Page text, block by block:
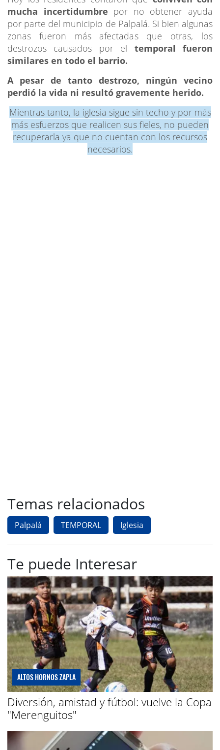
mucha incertidumbre por no obtener ayuda
por parte del municipio de Palpalá. Si bien algunas
zonas fueron más afectadas que otras, los
destrozos causados por el temporal fueron
similares en todo el barrio.
A pesar de tanto destrozo, ningún vecino
perdió la vida ni resultó gravemente herido.
Mientras tanto, la iglesia sigue sin techo y por más
más esfuerzos que realicen sus fieles, no pueden
recuperarla ya que no cuentan con los recursos
necesarios.
Temas relacionados
Palpalá TEMPORAL Iglesia
Te puede Interesar
ALTOS HORNOS ZAPLA
Diversión, amistad y fútbol: vuelve la Copa
"Merenguitos"